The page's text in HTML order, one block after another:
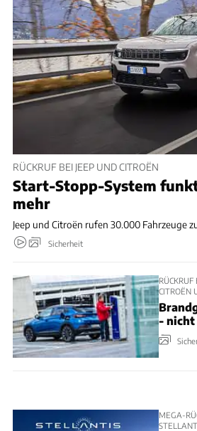
RÜCKRUF BEI JEEP UND CITROËN
Start-Stopp-System
mehr
Jeep und Citroën rufen 30.000 Fahrzeuge
Sicherheit
RÜCKRUF
CITROËN
- nicht
MEGA-